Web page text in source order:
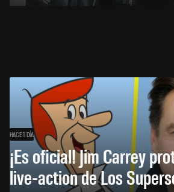
HACE 1 DÍA
¡Es oficial! Jim Carrey
live-action de Los